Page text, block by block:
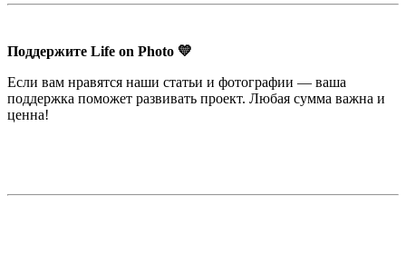
Поддержите Life on Photo 💛
Если вам нравятся наши статьи и фотографии — ваша
поддержка поможет развивать проект. Любая сумма важна и
ценна!